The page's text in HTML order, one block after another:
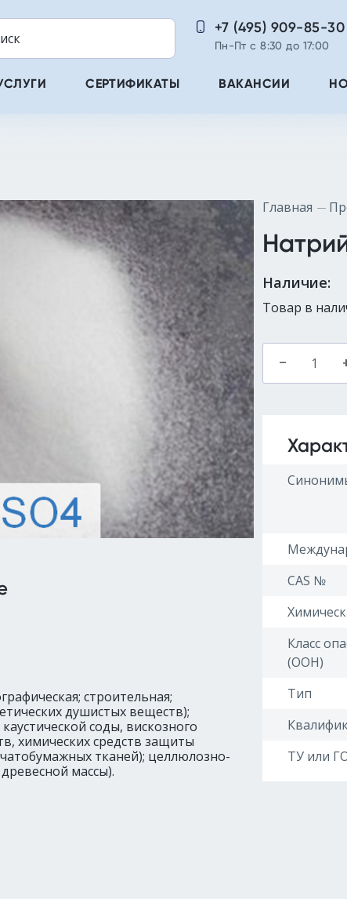
+7 (495) 909-85-30
Пн-Пт с 8:30 до 17:00
СЕРТИФИКАТЫ ВАКАНСИИ
строительная;
душистых веществ);
соды, вискозного
химических средств защиты
тканей); целлюлозно-
массы).
Главная
Наличие:
Товар в
–
CAS №
Класс
(ООН)
Тип
ТУ или